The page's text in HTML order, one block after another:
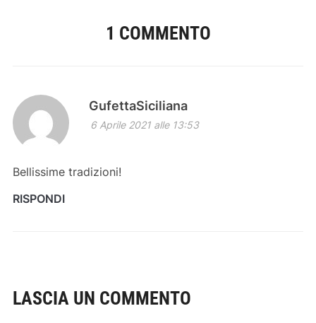
1 COMMENTO
GufettaSiciliana
6 Aprile 2021 alle 13:53
Bellissime tradizioni!
RISPONDI
LASCIA UN COMMENTO